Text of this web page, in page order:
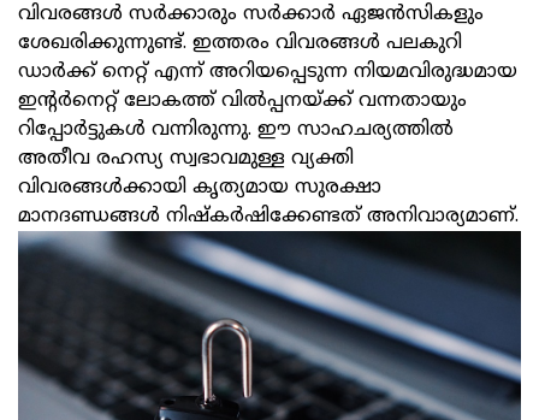
വിവരങ്ങള്‍ സര്‍ക്കാരും സര്‍ക്കാര്‍ ഏജന്‍സികളും
ശേഖരിക്കുന്നുണ്ട്. ഇത്തരം വിവരങ്ങള്‍ പലകുറി
ഡാര്‍ക്ക് നെറ്റ് എന്ന് അറിയപ്പെടുന്ന നിയമവിരുദ്ധമായ
ഇന്റര്‍നെറ്റ് ലോകത്ത് വില്‍പ്പനയ്ക്ക് വന്നതായും
റിപ്പോര്‍ട്ടുകള്‍ വന്നിരുന്നു. ഈ സാഹചര്യത്തില്‍
അതീവ രഹസ്യ സ്വഭാവമുള്ള വ്യക്തി
വിവരങ്ങള്‍ക്കായി കൃത്യമായ സുരക്ഷാ
മാനദണ്ഡങ്ങള്‍ നിഷ്‌കര്‍ഷിക്കേണ്ടത് അനിവാര്യമാണ്.